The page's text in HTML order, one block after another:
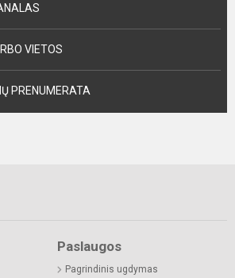
VIETOS
PRENUMERATA
Paslaugos
Pagrindinis ugdymas